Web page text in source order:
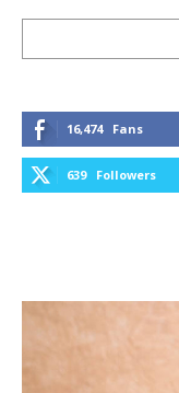
16,474 Fans
639 Followers